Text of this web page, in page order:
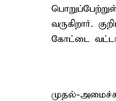
வருகிறார்.
கோட்டை
முதல்-